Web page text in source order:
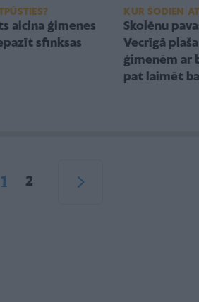
aicina ģimenes
sfinksas
KUR ŠODIEN
Skolēnu
Vecrīgā
ģimenēm ar
pat laimēt
1 2